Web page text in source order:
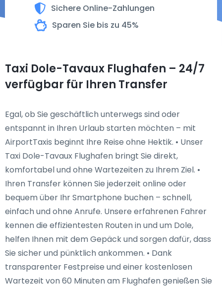
Sichere Online-Zahlungen
Sparen Sie bis zu 45%
Taxi Dole-Tavaux Flughafen – 24/7
verfügbar für Ihren Transfer
Egal, ob Sie geschäftlich unterwegs sind oder
entspannt in Ihren Urlaub starten möchten – mit
AirportTaxis beginnt Ihre Reise ohne Hektik. • Unser
Taxi Dole-Tavaux Flughafen bringt Sie direkt,
komfortabel und ohne Wartezeiten zu Ihrem Ziel. •
Ihren Transfer können Sie jederzeit online oder
bequem über Ihr Smartphone buchen – schnell,
einfach und ohne Anrufe. Unsere erfahrenen Fahrer
kennen die effizientesten Routen in und um Dole,
helfen Ihnen mit dem Gepäck und sorgen dafür, dass
Sie sicher und pünktlich ankommen. • Dank
transparenter Festpreise und einer kostenlosen
Wartezeit von 60 Minuten am Flughafen genießen Sie